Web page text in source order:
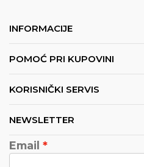
INFORMACIJE
POMOĆ PRI KUPOVINI
KORISNIČKI SERVIS
NEWSLETTER
Email